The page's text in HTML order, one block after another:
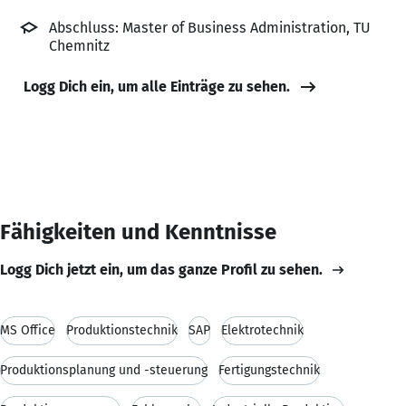
Abschluss: Master of Business Administration, TU
Chemnitz
Logg Dich ein, um alle Einträge zu sehen.
Fähigkeiten und Kenntnisse
Logg Dich jetzt ein, um das ganze Profil zu sehen.
MS Office Produktionstechnik SAP Elektrotechnik
Produktionsplanung und -steuerung Fertigungstechnik